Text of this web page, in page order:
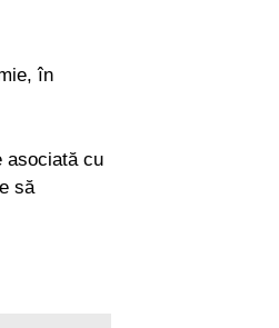
în
asociată cu
să